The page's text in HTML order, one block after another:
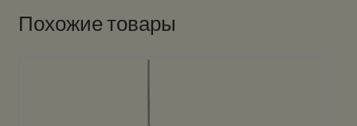
Похожие товары